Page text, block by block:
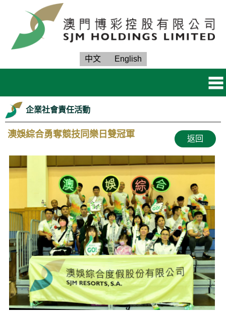
中文 English
企業社會責任活動
澳娛綜合勇奪競技同樂日雙冠軍 返回